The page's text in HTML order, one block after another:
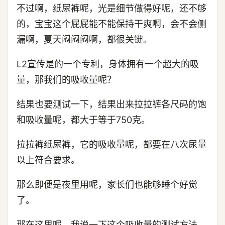
不过啊，纸尿裤呢，光是细节做得好呢，还不够
的，宝宝这个屁屁能不能保持干爽啊，会不会侧
漏啊，夏天闷闷闷啊，都很关键。
L2宣传是的一个专利，身体拥有一个超大的吸
量，那我们的吸收量呢？
结果也要测试一下，结果出来拉拉裤各尺码的饱
和吸收量呢，都大于等于750克。
拉拉裤纸尿裤，它的吸收量呢，都要在八次尿量
以上符合要求。
那么即便是夜里用呢，家长们也能够睡个好觉
了。